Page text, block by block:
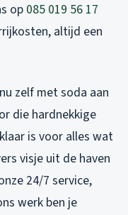
op 085 019 56 17
altijd een
zelf met soda aan
die hardnekkige
is voor alles wat
visje uit de haven
24/7 service,
werk ben je